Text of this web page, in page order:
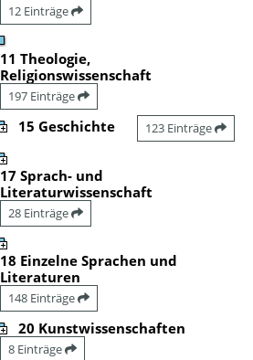
12 Einträge
11 Theologie,
Religionswissenschaft
197 Einträge
15 Geschichte 123 Einträge
17 Sprach- und
Literaturwissenschaft
28 Einträge
18 Einzelne Sprachen und
Literaturen
148 Einträge
20 Kunstwissenschaften
8 Einträge